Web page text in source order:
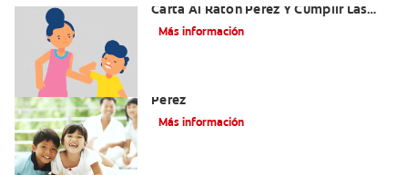
Carta Al Ratón Pérez Y Cumplir Las
Fantasías De Su Hijo/A
Más información
Pérez
Más información